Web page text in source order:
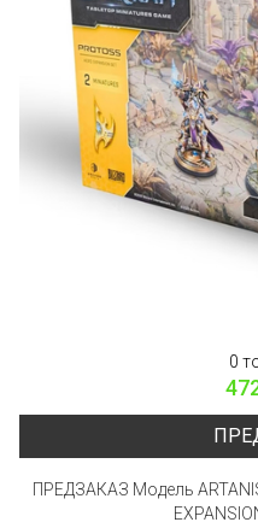
0
ПРЕДЗАКАЗ Модель